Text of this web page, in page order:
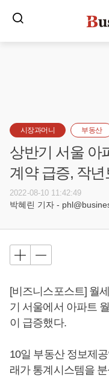
시장과머니 부동산
상반기 서울 아
계약 급증, 작년
2022-08-10 11:42:49
박혜린 기자 -
[비즈니스포스트] 월
기 서울에서 아파트
이 급증했다.
10일 부동산 정보제
래가 통계시스템을